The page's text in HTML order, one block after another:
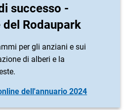
successo -
Rodaupark
per gli anziani e sui
di alberi e la
dell'annuario 2024